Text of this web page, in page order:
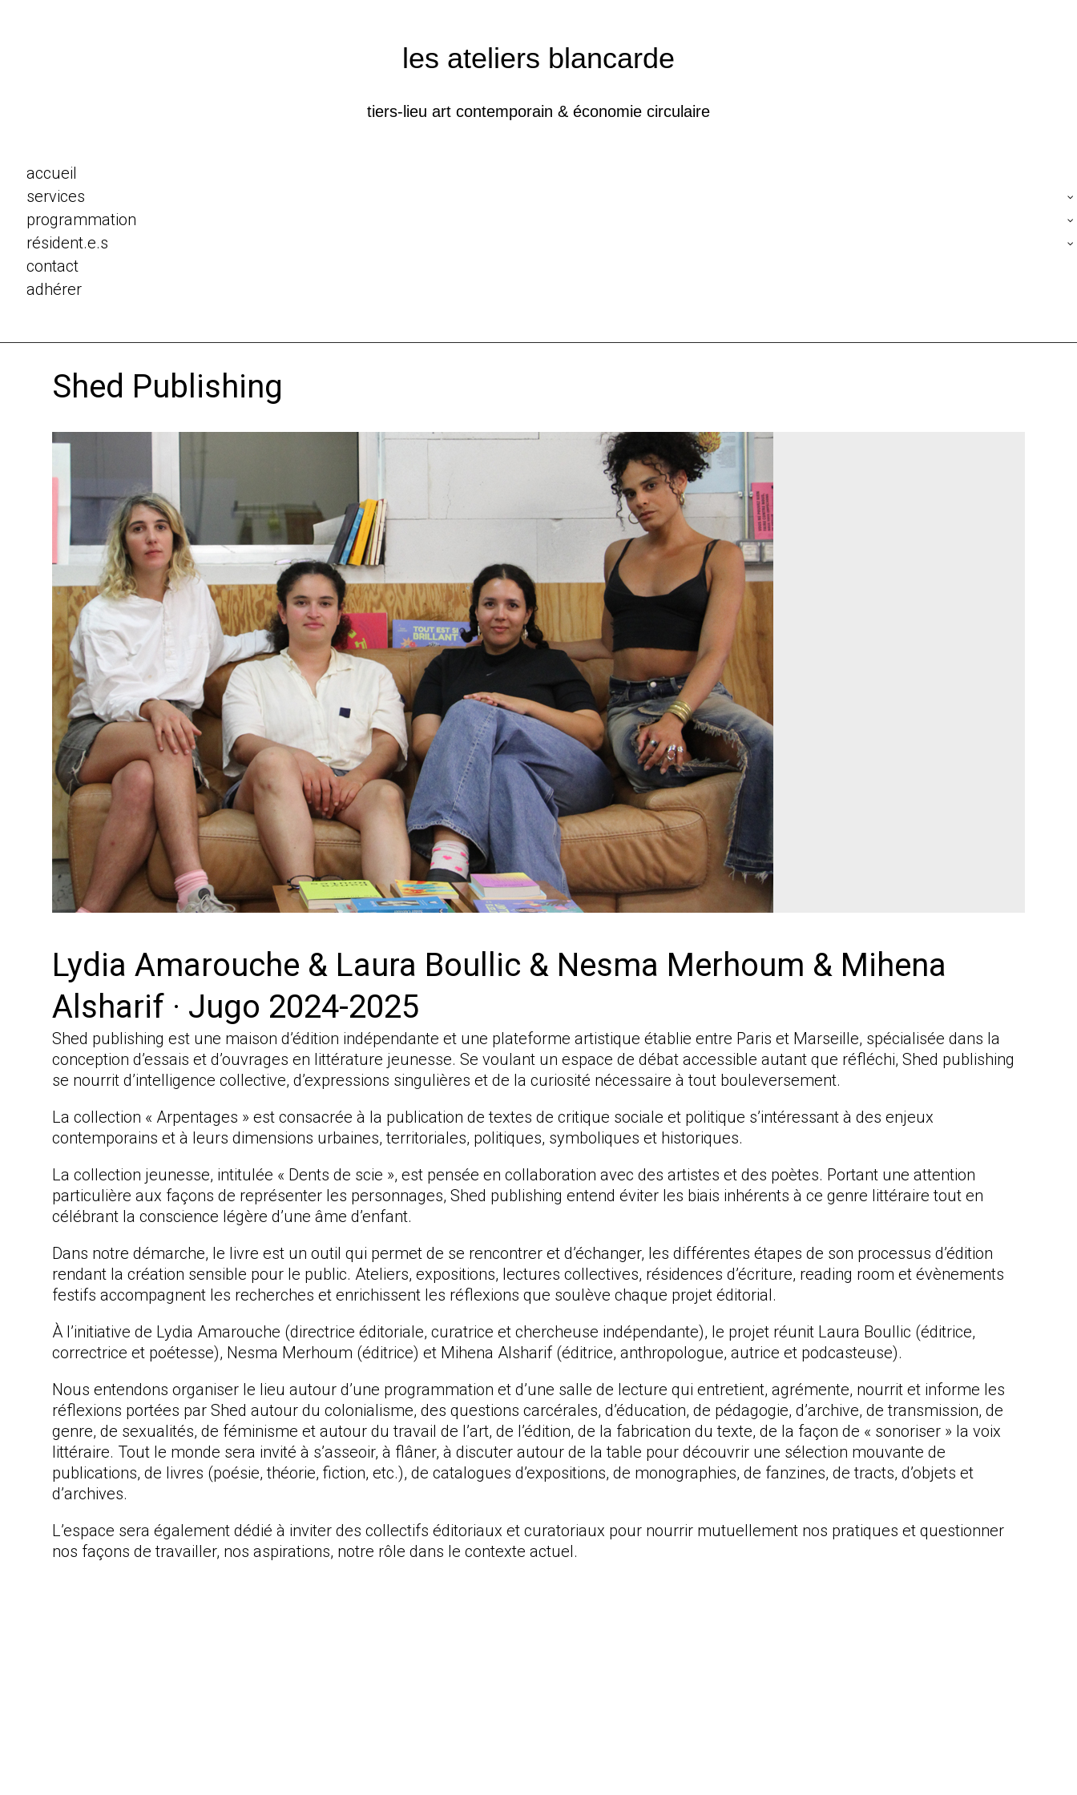
les ateliers blancarde
tiers-lieu art contemporain & économie circulaire
accueil
services
programmation
résident.e.s
contact
adhérer
Shed Publishing
Lydia Amarouche & Laura Boullic & Nesma Merhoum & Mihena
Alsharif · Jugo 2024-2025
Shed publishing est une maison d’édition indépendante et une plateforme artistique établie entre Paris et Marseille, spécialisée dans la
conception d’essais et d’ouvrages en littérature jeunesse. Se voulant un espace de débat accessible autant que réfléchi, Shed publishing
se nourrit d’intelligence collective, d’expressions singulières et de la curiosité nécessaire à tout bouleversement.
La collection « Arpentages » est consacrée à la publication de textes de critique sociale et politique s’intéressant à des enjeux
contemporains et à leurs dimensions urbaines, territoriales, politiques, symboliques et historiques.
La collection jeunesse, intitulée « Dents de scie », est pensée en collaboration avec des artistes et des poètes. Portant une attention
particulière aux façons de représenter les personnages, Shed publishing entend éviter les biais inhérents à ce genre littéraire tout en
célébrant la conscience légère d’une âme d’enfant.
Dans notre démarche, le livre est un outil qui permet de se rencontrer et d’échanger, les différentes étapes de son processus d’édition
rendant la création sensible pour le public. Ateliers, expositions, lectures collectives, résidences d’écriture, reading room et évènements
festifs accompagnent les recherches et enrichissent les réflexions que soulève chaque projet éditorial.
À l’initiative de Lydia Amarouche (directrice éditoriale, curatrice et chercheuse indépendante), le projet réunit Laura Boullic (éditrice,
correctrice et poétesse), Nesma Merhoum (éditrice) et Mihena Alsharif (éditrice, anthropologue, autrice et podcasteuse).
Nous entendons organiser le lieu autour d’une programmation et d’une salle de lecture qui entretient, agrémente, nourrit et informe les
réflexions portées par Shed autour du colonialisme, des questions carcérales, d’éducation, de pédagogie, d’archive, de transmission, de
genre, de sexualités, de féminisme et autour du travail de l’art, de l’édition, de la fabrication du texte, de la façon de « sonoriser » la voix
littéraire. Tout le monde sera invité à s’asseoir, à flâner, à discuter autour de la table pour découvrir une sélection mouvante de
publications, de livres (poésie, théorie, fiction, etc.), de catalogues d’expositions, de monographies, de fanzines, de tracts, d’objets et
d’archives.
L’espace sera également dédié à inviter des collectifs éditoriaux et curatoriaux pour nourrir mutuellement nos pratiques et questionner
nos façons de travailler, nos aspirations, notre rôle dans le contexte actuel.